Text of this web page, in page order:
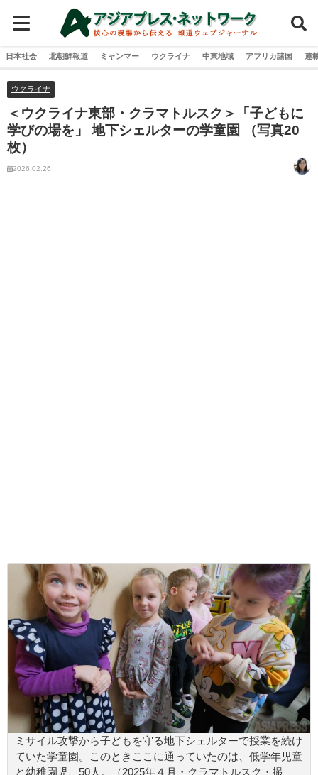
日本社会 北朝鮮報道 ミャンマー ウクライナ 中東地域 アフリカ諸国 連
ウクライナ
＜ウクライナ東部・クラマトルスク＞「子どもに
学びの場を」 地下シェルターの学童園 （写真20
枚）
2026.02.26
ミサイル攻撃から子どもを守る地下シェルターで授業を続け
ていた学童園。このときここに通っていたのは、低学年児童
と幼稚園児、50人。（2025年４月・クラマトルスク・撮